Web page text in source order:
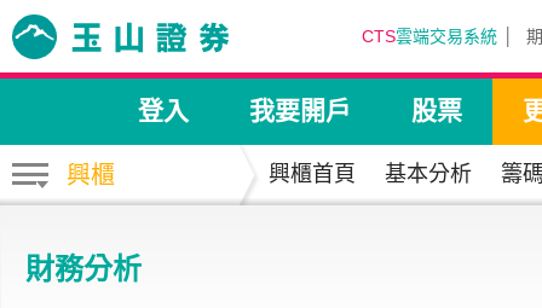
CTS雲端交易系統
登入 我要開戶 股票
興櫃 興櫃首頁 基本分析 籌
財務分析